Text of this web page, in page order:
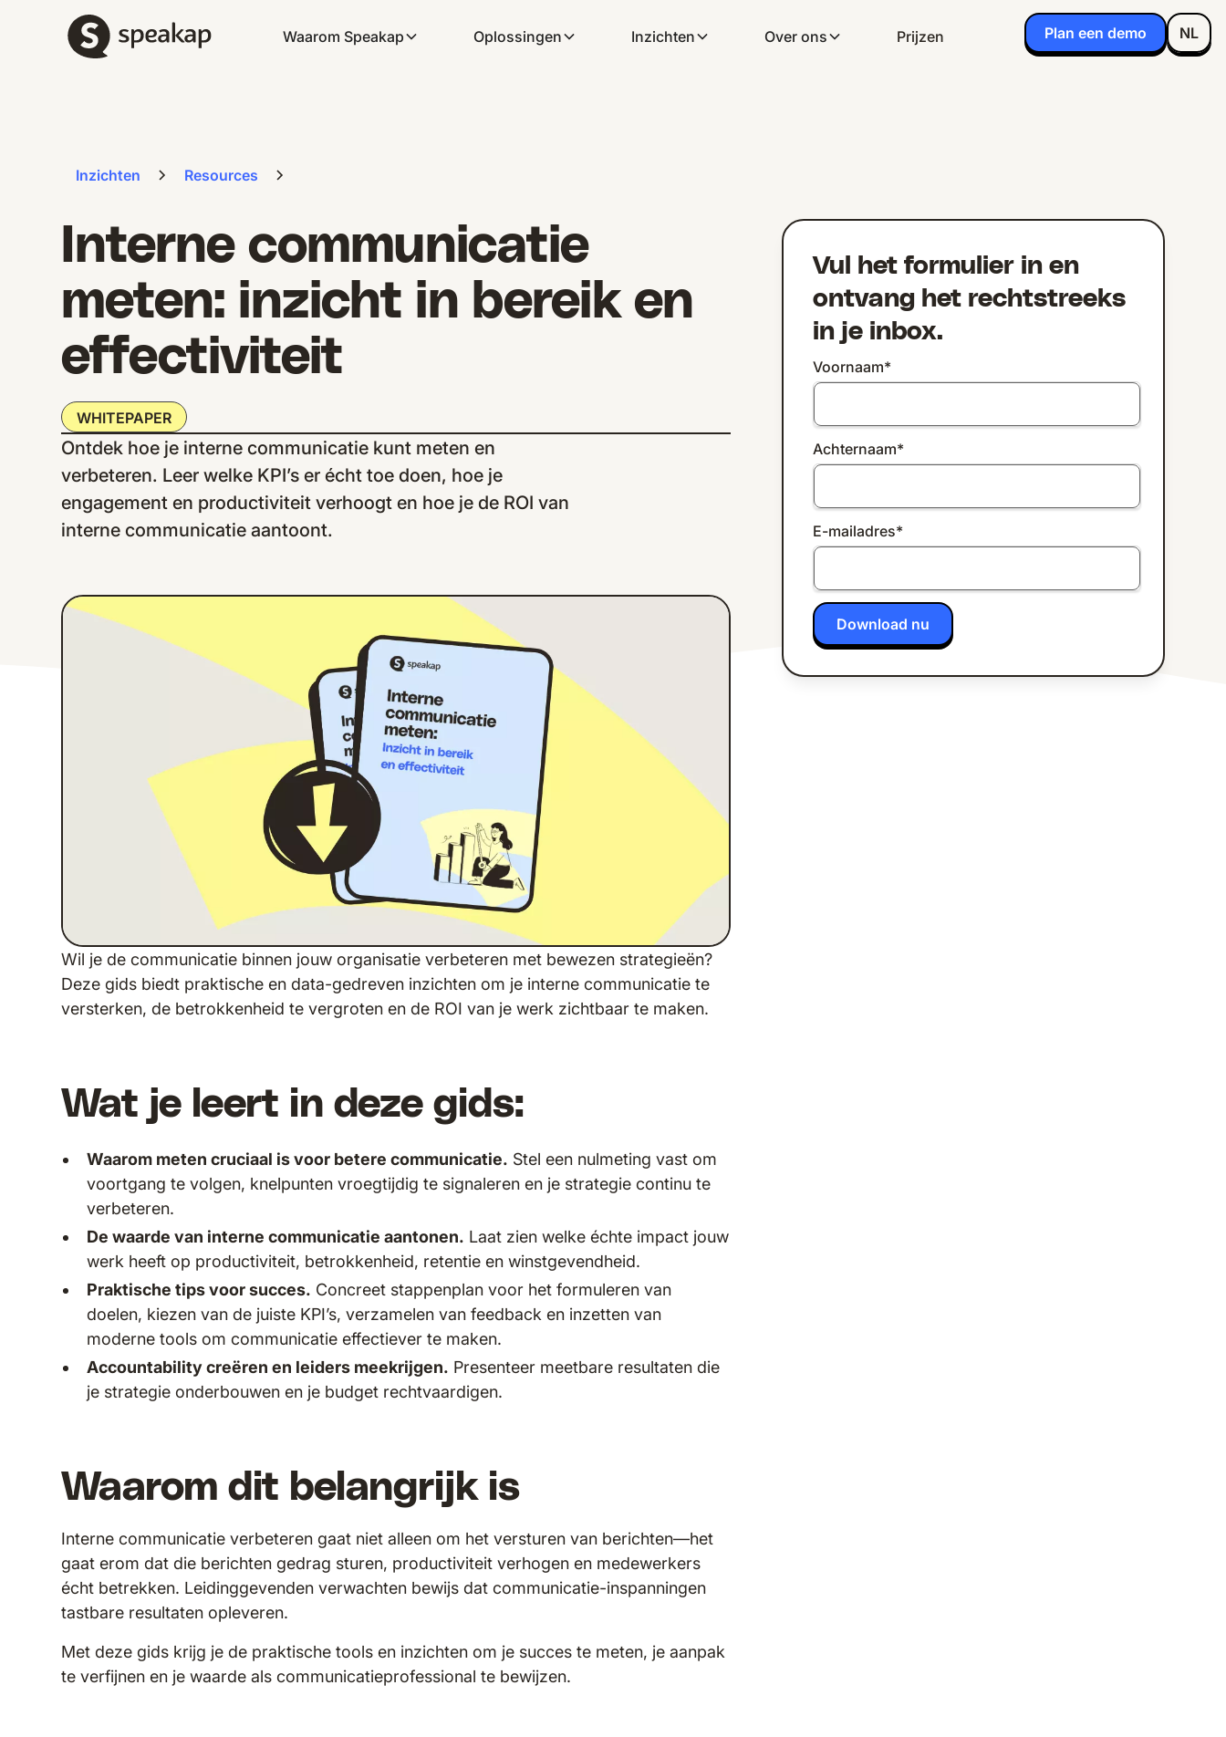
Waarom Speakap Oplossingen Inzichten Over ons Prijzen Plan een demo NL
Inzichten Resources
Interne communicatie
meten: inzicht in bereik en
effectiviteit
WHITEPAPER
Ontdek hoe je interne communicatie kunt meten en
verbeteren. Leer welke KPI’s er écht toe doen, hoe je
engagement en productiviteit verhoogt en hoe je de ROI van
interne communicatie aantoont.
Vul het formulier in en
ontvang het rechtstreeks
in je inbox.
Voornaam*
Achternaam*
E-mailadres*
Wil je de communicatie binnen jouw organisatie verbeteren met bewezen strategieën?
Deze gids biedt praktische en data-gedreven inzichten om je interne communicatie te
versterken, de betrokkenheid te vergroten en de ROI van je werk zichtbaar te maken.
Wat je leert in deze gids:
Waarom meten cruciaal is voor betere communicatie. Stel een nulmeting vast om
voortgang te volgen, knelpunten vroegtijdig te signaleren en je strategie continu te
verbeteren.
De waarde van interne communicatie aantonen. Laat zien welke échte impact jouw
werk heeft op productiviteit, betrokkenheid, retentie en winstgevendheid.
Praktische tips voor succes. Concreet stappenplan voor het formuleren van
doelen, kiezen van de juiste KPI’s, verzamelen van feedback en inzetten van
moderne tools om communicatie effectiever te maken.
Accountability creëren en leiders meekrijgen. Presenteer meetbare resultaten die
je strategie onderbouwen en je budget rechtvaardigen.
Waarom dit belangrijk is
Interne communicatie verbeteren gaat niet alleen om het versturen van berichten—het
gaat erom dat die berichten gedrag sturen, productiviteit verhogen en medewerkers
écht betrekken. Leidinggevenden verwachten bewijs dat communicatie-inspanningen
tastbare resultaten opleveren.
Met deze gids krijg je de praktische tools en inzichten om je succes te meten, je aanpak
te verfijnen en je waarde als communicatieprofessional te bewijzen.